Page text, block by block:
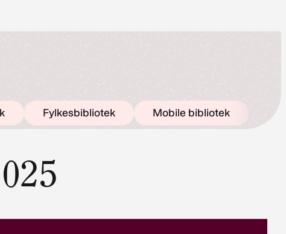
Fylkesbibliotek Mobile bibliotek